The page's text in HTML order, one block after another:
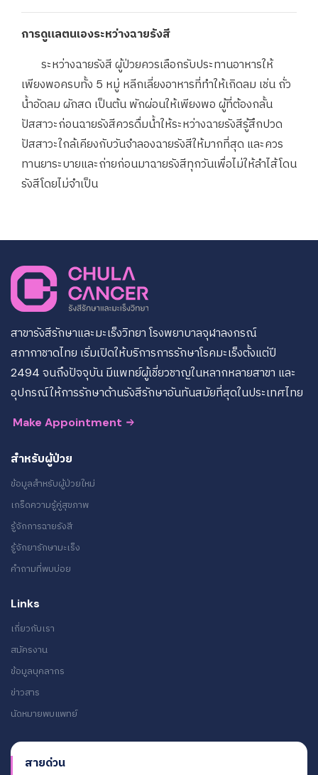
การดูแลตนเองระหว่างฉายรังสี
ระหว่างฉายรังสี ผู้ป่วยควรเลือกรับประทานอาหารให้
เพียงพอครบทั้ง 5 หมู่ หลีกเลี่ยงอาหารที่ทำให้เกิดลม เช่น ถั่ว
น้ำอัดลม ผักสด เป็นต้น พักผ่อนให้เพียงพอ ผู้ที่ต้องกลั้น
ปัสสาวะก่อนฉายรังสีควรดื่มน้ำให้ระหว่างฉายรังสีรู้สึกปวด
ปัสสาวะใกล้เคียงกับวันจำลองฉายรังสีให้มากที่สุด และควร
ทานยาระบายและถ่ายก่อนมาฉายรังสีทุกวันเพื่อไม่ให้ลำไส้โดน
รังสีโดยไม่จำเป็น
สาขารังสีรักษาและมะเร็งวิทยา โรงพยาบาลจุฬาลงกรณ์
สภากาชาดไทย เริ่มเปิดให้บริการการรักษาโรคมะเร็งตั้งแต่ปี
2494 จนถึงปัจจุบัน มีแพทย์ผู้เชี่ยวชาญในหลากหลายสาขา และ
อุปกรณ์ให้การรักษาด้านรังสีรักษาอันทันสมัยที่สุดในประเทศไทย
Make Appointment
สำหรับผู้ป่วย
ข้อมูลสำหรับผู้ป่วยใหม่
เกร็ดความรู้คู่สุขภาพ
รู้จักการฉายรังสี
รู้จักยารักษามะเร็ง
คำถามที่พบบ่อย
Links
เกี่ยวกับเรา
สมัครงาน
ข้อมูลบุคลากร
ข่าวสาร
นัดหมายพบแพทย์
สายด่วน